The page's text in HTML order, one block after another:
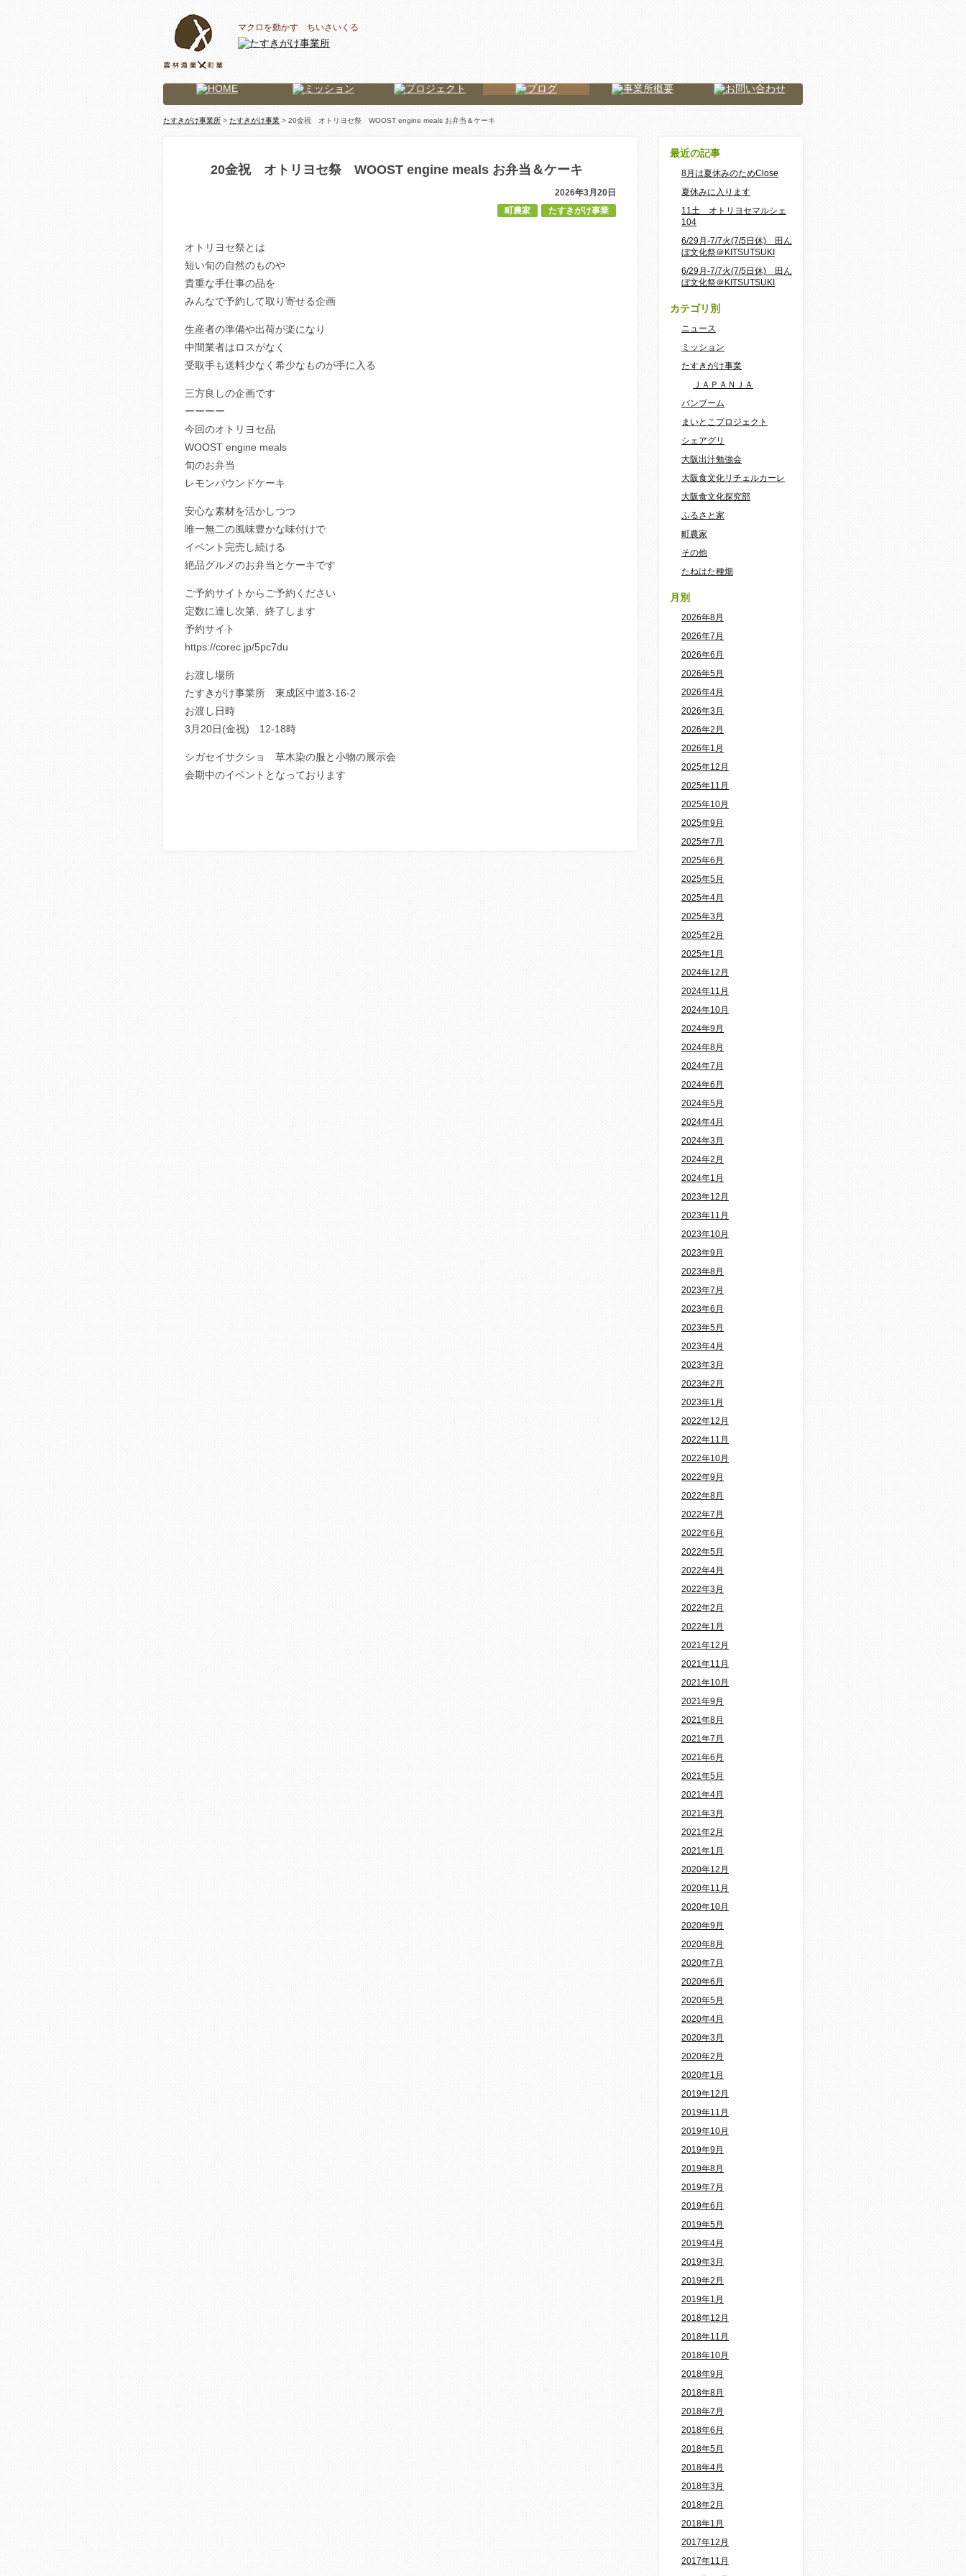
マクロを動かす ちいさいくる
たすきがけ事業所 > たすきがけ事業 > 20金祝 オトリヨセ祭 WOOST engine meals お弁当＆ケーキ
20金祝 オトリヨセ祭 WOOST engine meals お弁当＆ケーキ
2026年3月20日
たすきがけ事業
町農家
オトリヨセ祭とは
短い旬の自然のものや
貴重な手仕事の品を
みんなで予約して取り寄せる企画
生産者の準備や出荷が楽になり
中間業者はロスがなく
受取手も送料少なく希少なものが手に入る
三方良しの企画です
ーーーー
今回のオトリヨセ品
WOOST engine meals
旬のお弁当
レモンパウンドケーキ
安心な素材を活かしつつ
唯一無二の風味豊かな味付けで
イベント完売し続ける
絶品グルメのお弁当とケーキです
ご予約サイトからご予約ください
定数に達し次第、終了します
予約サイト
https://corec.jp/5pc7du
お渡し場所
たすきがけ事業所 東成区中道3-16-2
お渡し日時
3月20日(金祝) 12-18時
シガセイサクショ 草木染の服と小物の展示会
会期中のイベントとなっております
最近の記事
8月は夏休みのためClose
夏休みに入ります
11土 オトリヨセマルシェ
104
6/29月-7/7火(7/5日休) 田ん
ぼ文化祭＠KITSUTSUKI
6/29月-7/7火(7/5日休) 田ん
ぼ文化祭＠KITSUTSUKI
カテゴリ別
ニュース
ミッション
たすきがけ事業
ＪＡＰＡＮＪＡ
バンブーム
まいとこプロジェクト
シェアグリ
大阪出汁勉強会
大阪食文化リチェルカーレ
大阪食文化探究部
ふるさと家
町農家
その他
たねはた種畑
月別
2026年8月
2026年7月
2026年6月
2026年5月
2026年4月
2026年3月
2026年2月
2026年1月
2025年12月
2025年11月
2025年10月
2025年9月
2025年7月
2025年6月
2025年5月
2025年4月
2025年3月
2025年2月
2025年1月
2024年12月
2024年11月
2024年10月
2024年9月
2024年8月
2024年7月
2024年6月
2024年5月
2024年4月
2024年3月
2024年2月
2024年1月
2023年12月
2023年11月
2023年10月
2023年9月
2023年8月
2023年7月
2023年6月
2023年5月
2023年4月
2023年3月
2023年2月
2023年1月
2022年12月
2022年11月
2022年10月
2022年9月
2022年8月
2022年7月
2022年6月
2022年5月
2022年4月
2022年3月
2022年2月
2022年1月
2021年12月
2021年11月
2021年10月
2021年9月
2021年8月
2021年7月
2021年6月
2021年5月
2021年4月
2021年3月
2021年2月
2021年1月
2020年12月
2020年11月
2020年10月
2020年9月
2020年8月
2020年7月
2020年6月
2020年5月
2020年4月
2020年3月
2020年2月
2020年1月
2019年12月
2019年11月
2019年10月
2019年9月
2019年8月
2019年7月
2019年6月
2019年5月
2019年4月
2019年3月
2019年2月
2019年1月
2018年12月
2018年11月
2018年10月
2018年9月
2018年8月
2018年7月
2018年6月
2018年5月
2018年4月
2018年3月
2018年2月
2018年1月
2017年12月
2017年11月